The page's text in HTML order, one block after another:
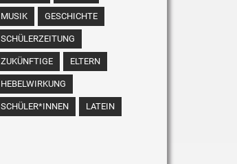
MUSIK GESCHICHTE
SCHÜLERZEITUNG
ZUKÜNFTIGE ELTERN
HEBELWIRKUNG
SCHÜLER*INNEN LATEIN